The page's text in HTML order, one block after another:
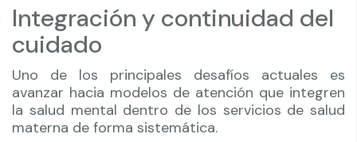
Integración y continuidad del
cuidado
Uno de los principales desafíos actuales es
avanzar hacia modelos de atención que integren
la salud mental dentro de los servicios de salud
materna de forma sistemática.